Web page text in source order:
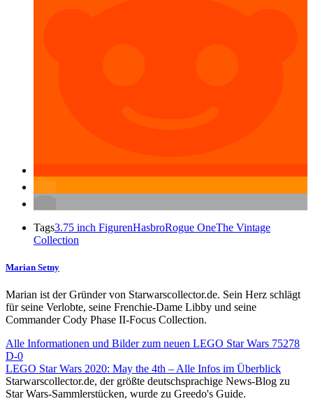
Tags3.75 inch FigurenHasbroRogue OneThe Vintage
Collection
Marian Setny
Marian ist der Gründer von Starwarscollector.de. Sein Herz schlägt
für seine Verlobte, seine Frenchie-Dame Libby und seine
Commander Cody Phase II-Focus Collection.
Alle Informationen und Bilder zum neuen LEGO Star Wars 75278
D-0
LEGO Star Wars 2020: May the 4th – Alle Infos im Überblick
Starwarscollector.de, der größte deutschsprachige News-Blog zu
Star Wars-Sammlerstücken, wurde zu Greedo's Guide.